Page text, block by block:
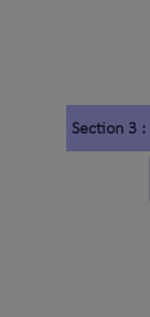
Section 3 :